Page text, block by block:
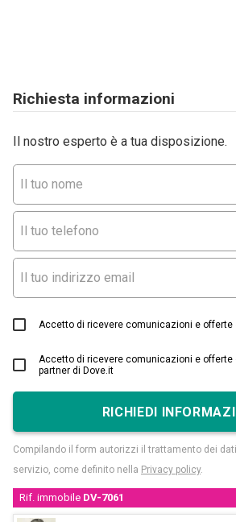
Richiesta informazioni
Il nostro esperto è a tua disposizione.
Accetto di ricevere comunicazioni e offerte
Accetto di ricevere comunicazioni e offerte
partner di Dove.it
RICHIEDI
Compilando il form autorizzi il trattamento dei
servizio, come definito nella Privacy policy.
Rif. immobile DV-7061